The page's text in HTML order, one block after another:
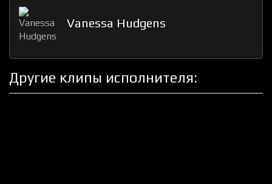
Vanessa Hudgens
Другие клипы исполнителя: